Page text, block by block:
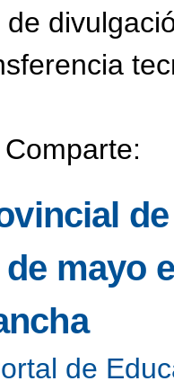
mayo
de